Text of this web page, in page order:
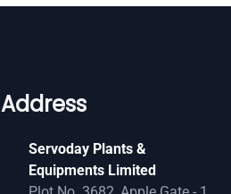
Address
Servoday Plants &
Equipments Limited